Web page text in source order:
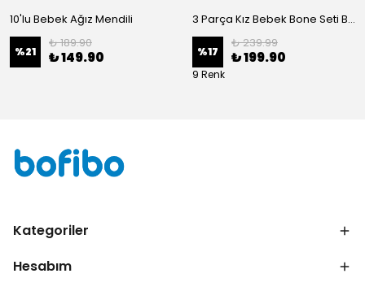
10'lu Bebek Ağız Mendili
%21
₺ 189.90
₺ 149.90
3 Parça Kız Bebek Bone Seti BN02 - Beyaz
%17
₺ 239.99
₺ 199.90
9 Renk
Kategoriler
Hesabım